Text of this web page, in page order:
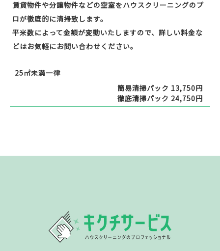
賃貸物件や分譲物件などの空室をハウスクリーニングのプ
ロが徹底的に清掃致します。
平米数によって金額が変動いたしますので、詳しい料金な
どはお気軽にお問い合わせください。
25㎡未満一律
簡易清掃パック 13,750円
徹底清掃パック 24,750円